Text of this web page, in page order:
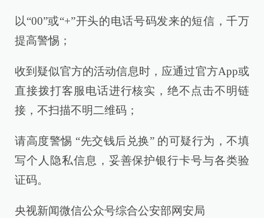
以“00”或“+”开头的电话号码发来的短信，千万
提高警惕；
收到疑似官方的活动信息时，应通过官方App或
直接拨打客服电话进行核实，绝不点击不明链
接，不扫描不明二维码；
请高度警惕 “先交钱后兑换” 的可疑行为，不填
写个人隐私信息，妥善保护银行卡号与各类验
证码。
央视新闻微信公众号综合公安部网安局